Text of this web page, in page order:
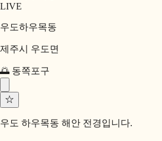
LIVE
우도하우목동
제주시 우도면
🌅 동쪽포구
☆
우도 하우목동 해안 전경입니다.